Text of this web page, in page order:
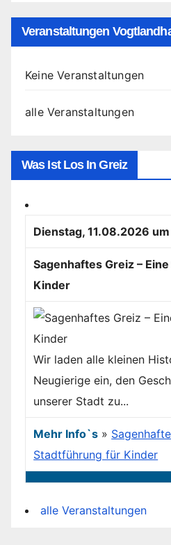
Veranstaltungen
Keine Veranstaltungen
alle Veranstaltungen
Was Ist Los In Greiz
Dienstag, 11.08.2026
Sagenhaftes Greiz –
Kinder
Wir laden alle kleinen
Neugierige ein, den
unserer Stadt zu...
Mehr Info`s »
Stadtführung für Kinder
alle Veranstaltungen